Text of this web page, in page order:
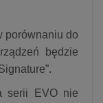
porównaniu do
będzie
serii EVO nie